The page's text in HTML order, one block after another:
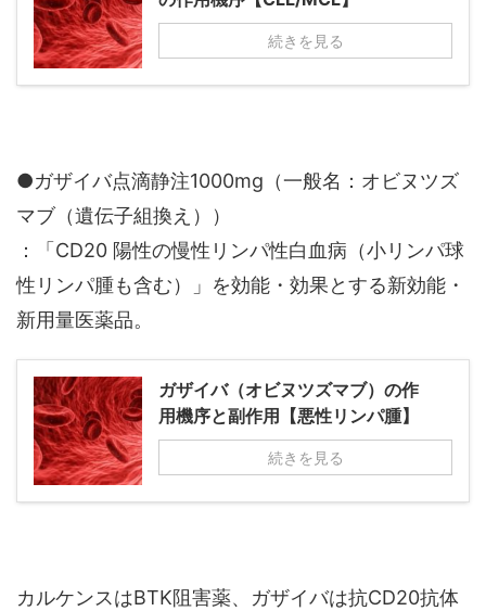
続きを見る
●ガザイバ点滴静注1000mg（一般名：オビヌツズ
マブ（遺伝子組換え））
：「CD20 陽性の慢性リンパ性白血病（小リンパ球
性リンパ腫も含む）」を効能・効果とする新効能・
新用量医薬品。
ガザイバ（オビヌツズマブ）の作
用機序と副作用【悪性リンパ腫】
続きを見る
カルケンスはBTK阻害薬、ガザイバは抗CD20抗体